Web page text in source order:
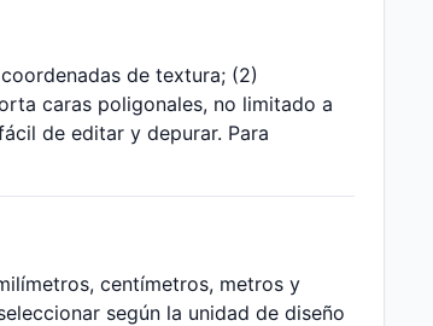
de textura; (2)
caras poligonales, no limitado a
de editar y depurar. Para
centímetros, metros y
según la unidad de diseño